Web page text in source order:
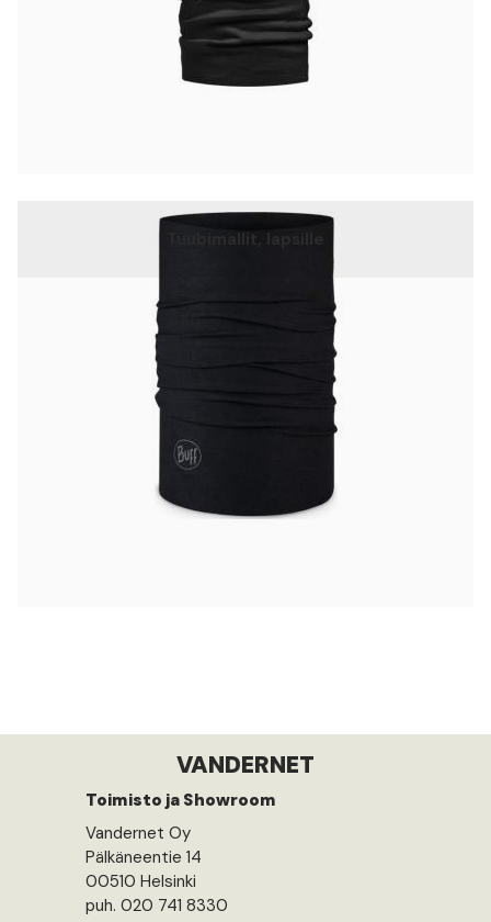
Tuubimallit, lapsille
VANDERNET
Toimisto ja Showroom
Vandernet Oy
Pälkäneentie 14
00510 Helsinki
puh. 020 741 8330